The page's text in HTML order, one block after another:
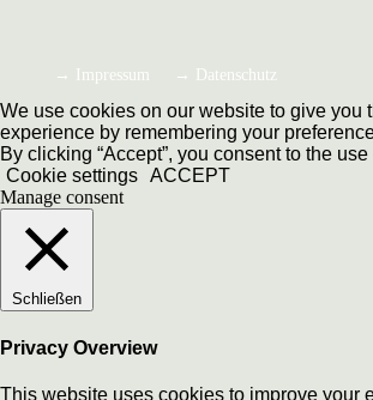
→ Impressum → Datenschutz
We use cookies on our website to give you
experience by remembering your
By clicking “Accept”, you consent to the
Cookie settings ACCEPT
Manage consent
Schließen
Privacy Overview
This website uses cookies to improve your